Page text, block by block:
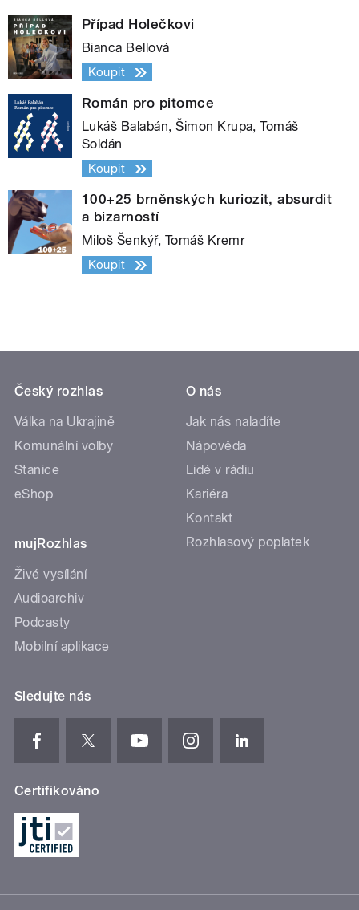
Případ Holečkovi
Bianca Bellová
Koupit
Román pro pitomce
Lukáš Balabán, Šimon Krupa, Tomáš
Soldán
Koupit
100+25 brněnských kuriozit, absurdit
a bizarností
Miloš Šenkýř, Tomáš Kremr
Koupit
Český rozhlas
Válka na Ukrajině
Komunální volby
Stanice
eShop
mujRozhlas
Živé vysílání
Audioarchiv
Podcasty
Mobilní aplikace
O nás
Jak nás naladíte
Nápověda
Lidé v rádiu
Kariéra
Kontakt
Rozhlasový poplatek
Sledujte nás
Certifikováno